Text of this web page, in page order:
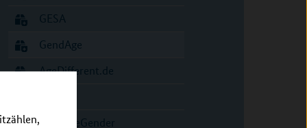
GESA
GendAge
AgeDifferent.de
AdvanceGender